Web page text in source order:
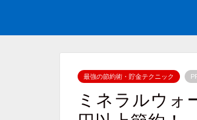
最強の節約術・貯金テクニック
ミネラルウォ